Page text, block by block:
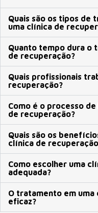
Quais são os tipos de
uma clínica de
Quanto tempo dura o
de recuperação?
Quais profissionais
recuperação?
Como é o processo
de recuperação?
Quais são os
clínica de
Como escolher uma
adequada?
O tratamento em
eficaz?